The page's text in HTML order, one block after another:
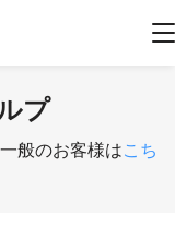
プ
般のお客様はこち